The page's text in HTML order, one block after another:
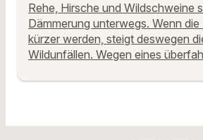
Rehe, Hirsche und Wildschweine
Dämmerung unterwegs. Wenn
kürzer werden, steigt deswegen
Wildunfällen. Wegen eines